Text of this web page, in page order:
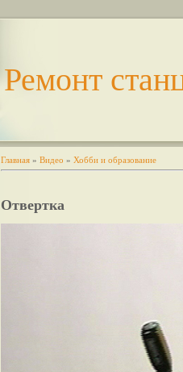
Ремонт
Главная » Видео » Хобби и образование
Отвертка